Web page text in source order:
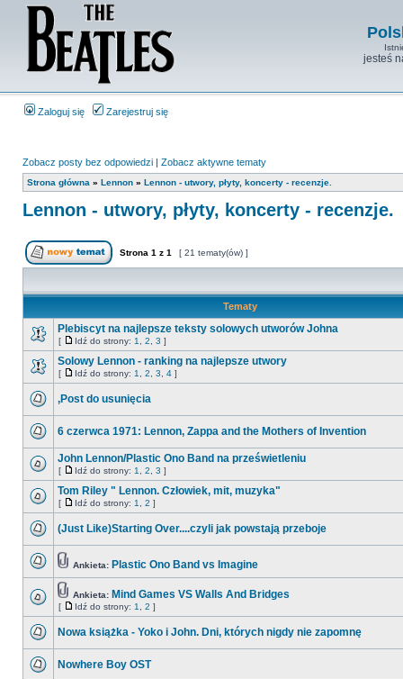
jesteś
Zaloguj się Zarejestruj się
Zobacz posty bez odpowiedzi | Zobacz aktywne tematy
Strona główna » Lennon » Lennon - utwory, płyty, koncerty - recenzje.
Lennon - utwory, płyty, koncerty - recenzje.
Strona 1 z 1 [ 21 tematy(ów) ]
Tematy
Plebiscyt na najlepsze teksty solowych utworów Johna
[ Idź do strony: 1 2 3 ]
Solowy Lennon - ranking na najlepsze utwory
[ Idź do strony: 1 2 3 4 ]
,Post do usunięcia
6 czerwca 1971: Lennon, Zappa and the Mothers of Invention
John Lennon/Plastic Ono Band na prześwietleniu
[ Idź do strony: 1 2 3 ]
Tom Riley " Lennon. Człowiek, mit, muzyka"
[ Idź do strony: 1 2 ]
(Just Like)Starting Over....czyli jak powstają przeboje
Ankieta: Plastic Ono Band vs Imagine
Ankieta: Mind Games VS Walls And Bridges
[ Idź do strony: 1 2 ]
Nowa książka - Yoko i John. Dni, których nigdy nie zapomnę
Nowhere Boy OST